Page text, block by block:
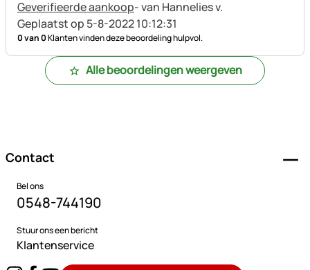
Geverifieerde aankoop- van Hannelies v.
Geplaatst op 5-8-2022 10:12:31
0 van 0Klanten vinden deze beoordeling hulpvol.
Alle beoordelingen weergeven
Contact
Bel ons
0548-744190
Stuur ons een bericht
Klantenservice